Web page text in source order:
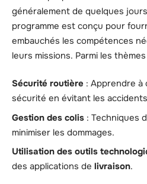
généralement de quelques
programme est conçu pour
embauchés les compétences
leurs missions. Parmi les
Sécurité routière : Apprendre
sécurité en évitant les
Gestion des colis : Techniques
minimiser les dommages.
Utilisation des outils
des applications de livraison.